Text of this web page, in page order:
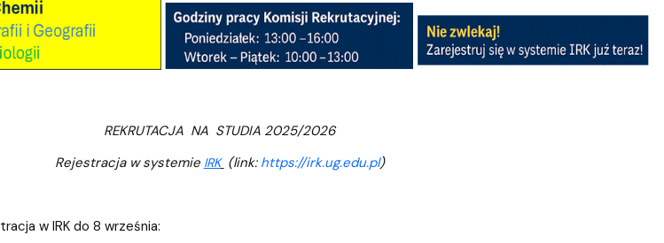
REKRUTACJA NA STUDIA 2025/2026
Rejestracja w systemie IRK (link: https://irk.ug.edu.pl)
w IRK do 8 września: